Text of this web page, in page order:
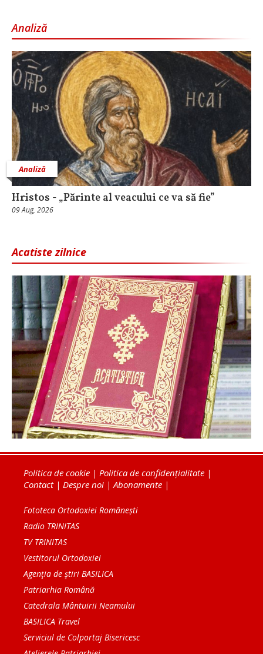
Analiză
Analiză
Hristos - „Părinte al veacului ce va să fie”
09 Aug, 2026
Acatiste zilnice
Politica de cookie | Politica de confidențialitate |
Contact| Despre noi |Abonamente |
Fototeca Ortodoxiei Românești
Radio TRINITAS
TV TRINITAS
Vestitorul Ortodoxiei
Agenţia de ştiri BASILICA
Patriarhia Română
Catedrala Mântuirii Neamului
BASILICA Travel
Serviciul de Colportaj Bisericesc